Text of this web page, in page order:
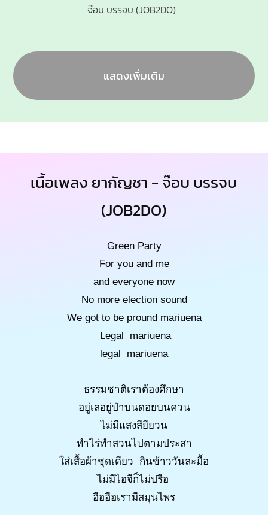
จ๊อบ บรรจบ (JOB2DO)
แสดงเพิ่มเติม
เนื้อเพลง ยากัญชา - จ๊อบ บรรจบ
(JOB2DO)
Green Party
For you and me
and everyone now
No more election sound
We got to be pround mariuena
Legal mariuena
legal mariuena
ธรรมชาติเราต้องศึกษา
อยู่เลอยู่ป่าบนดอยบนควน
ไม่มีแสงสียียวน
ทำไร่ทำสวนไปตามประสา
ใส่เสื้อผ้าชุดเดียว กินข้าววันละมื้อ
ไม่มีไอจีก็ไม่ปรือ
ฮือฮือเรามีสมุนไพร